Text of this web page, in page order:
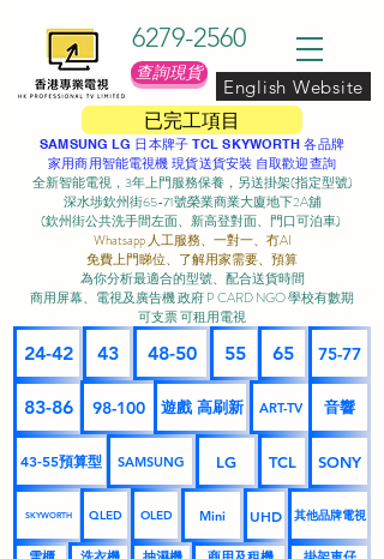
已完工項目
6279-2560
查詢現貨
English Website
SAMSUNG LG 日本牌子 TCL SKYWORTH 各品牌
家用商用智能電視機 現貨送貨安裝 自取歡迎查詢
全新智能電視，3年上門服務保養，另送掛架(指定型號)
深水埗欽州街65-71號榮業商業大廈地下2A舖
(欽州街公共洗手間左面、新高登對面、門口可泊車) ​
Whatsapp 人工服務、一對一、冇AI
免費上門睇位、了解用家需要、預算
為你分析最適合的型號、配合送貨時間
商用屏幕、電視及廣告機 政府 P CARD NGO 學校有數期
可支票 可租用電視
24-42 43 48-50 55 65 75-77
83-86 98-100 遊戲 高刷新 ART-TV 音響
43-55預算型 SAMSUNG LG TCL SONY
SKYWORTH QLED OLED Mini UHD 其他品牌電視